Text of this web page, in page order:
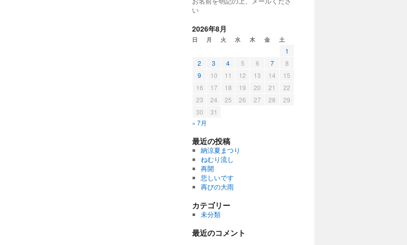
い
2026年8月
日 月 火 水 木 金 土
« 7月
1
2
3 4 5 6 7
8
9
10 11 12 13 14
15
16
17 18 19 20 21
22
23
24 25 26 27 28
29
30
31
最近の投稿
納涼夏まつり
ねむり流し
再開
悲しいです
再びの大雨
カテゴリー
未分類
最近のコメント